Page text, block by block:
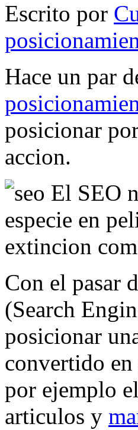
Escrito por
Hace un par
posicionar
accion.
Con el pasar
(Search
posicionar
convertido en
por ejemplo el
articulos y